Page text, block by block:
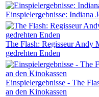
Einspielergebnisse: Indiana
The Flash: Regisseur Andy
gedrehten Enden
Einspielergebnisse - The
an den Kinokassen